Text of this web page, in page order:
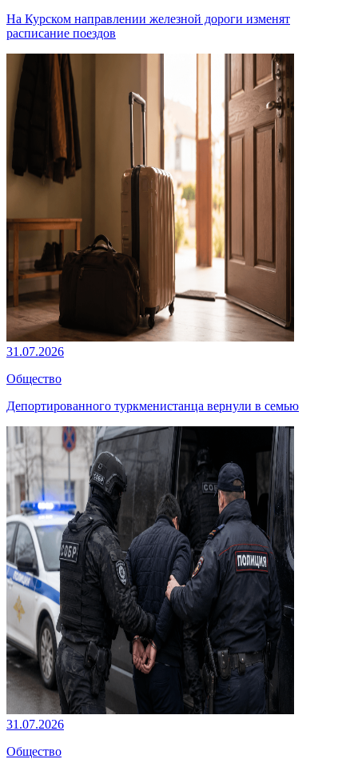
На Курском направлении железной дороги изменят
расписание поездов
31.07.2026
Общество
Депортированного туркменистанца вернули в семью
31.07.2026
Общество